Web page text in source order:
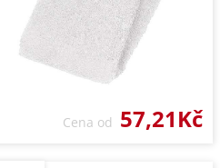
Cena od 57,21Kč